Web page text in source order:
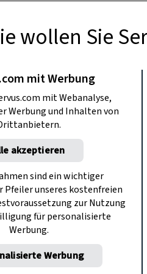
der
verraten, wie
mit
kann.
wollen Sie
mit Werbung
mit Webanalyse,
Werbung und Inhalten von
akzeptieren
sind ein wichtiger
unseres kostenfreien
zur Nutzung
für personalisierte
Werbung.
Werbung